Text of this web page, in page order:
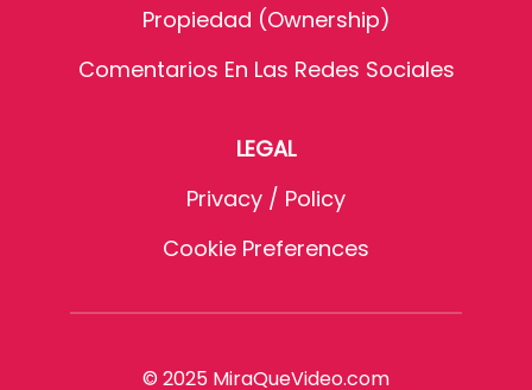
Propiedad (Ownership)
Comentarios En Las Redes Sociales
LEGAL
Privacy / Policy
Cookie Preferences
© 2025 MiraQueVideo.com